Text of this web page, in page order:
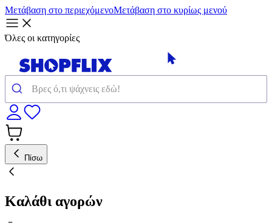
Μετάβαση στο περιεχόμενοΜετάβαση στο κυρίως μενού
Όλες οι κατηγορίες
Πίσω
Καλάθι αγορών